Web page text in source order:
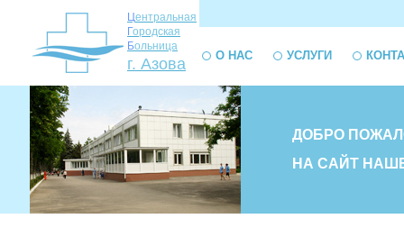
Центральная
Городская
Больница
г. Азова О НАС УСЛУГИ
ДОБРО
НА САЙТ